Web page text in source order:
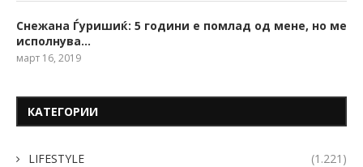
Снежана Ѓуришиќ: 5 години е помлад од мене, но ме
исполнува…
март 16, 2019
КАТЕГОРИИ
LIFESTYLE (1.221)